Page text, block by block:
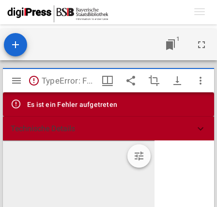
1
Mirador
Viewer
TypeError: Failed to fetch
Es ist ein Fehler aufgetreten
Technische Details